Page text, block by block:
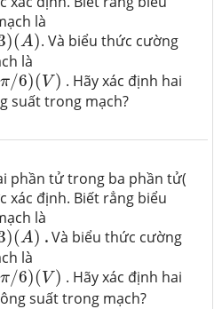
là
)(A)
)
. Và biểu thức cường
là
π/6)( V )
6)(V)
. Hãy xác định hai
suất trong mạch?
phần tử trong ba phần tử(
xác định. Biết rẳng biểu
là
)(A)
) .Và biểu thức cường
là
π/6)( V )
6)(V)
. Hãy xác định hai
suất trong mạch?